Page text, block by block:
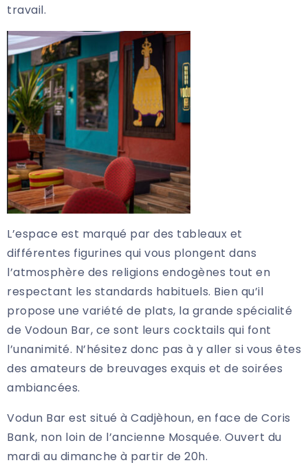
travail.
L’espace est marqué par des tableaux et
différentes figurines qui vous plongent dans
l’atmosphère des religions endogènes tout en
respectant les standards habituels. Bien qu’il
propose une variété de plats, la grande spécialité
de Vodoun Bar, ce sont leurs cocktails qui font
l’unanimité. N’hésitez donc pas à y aller si vous êtes
des amateurs de breuvages exquis et de soirées
ambiancées.
Vodun Bar est situé à Cadjèhoun, en face de Coris
Bank, non loin de l’ancienne Mosquée. Ouvert du
mardi au dimanche à partir de 20h.